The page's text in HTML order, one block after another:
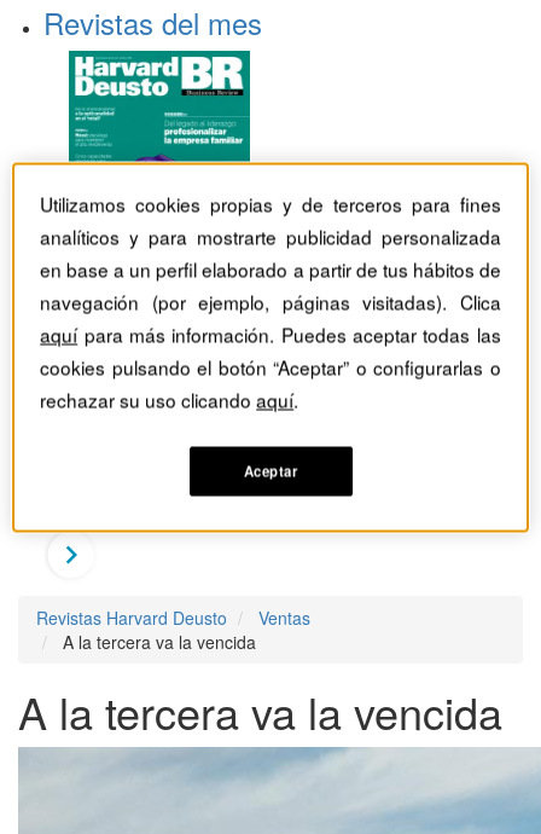
Revistas del mes
Revistas Harvard Deusto
Ventas
A la tercera va la vencida
A la tercera va la vencida
Utilizamos cookies propias y de terceros para fines
analíticos y para mostrarte publicidad personalizada
en base a un perfil elaborado a partir de tus hábitos de
navegación (por ejemplo, páginas visitadas). Clica
aquípara más información. Puedes aceptar todas las
cookies pulsando el botón “Aceptar” o configurarlas o
rechazar su uso clicandoaquí.
Aceptar